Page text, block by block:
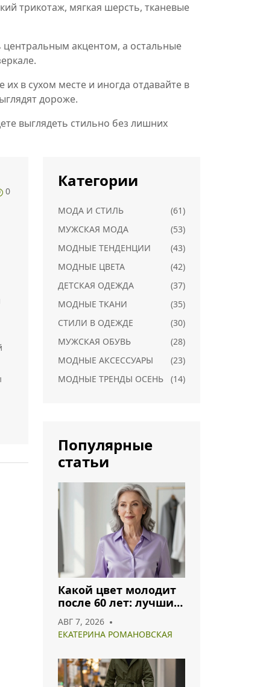
трикотаж, мягкая шерсть, тканевые
акцентом, а остальные
в сухом месте и иногда отдавайте в
дороже.
выглядеть стильно без лишних
0
Категории
МОДА И СТИЛЬ
(61)
МУЖСКАЯ МОДА
(53)
МОДНЫЕ ТЕНДЕНЦИИ
(43)
МОДНЫЕ ЦВЕТА
(42)
ДЕТСКАЯ ОДЕЖДА
(37)
МОДНЫЕ ТКАНИ
(35)
СТИЛИ В ОДЕЖДЕ
(30)
МУЖСКАЯ ОБУВЬ
(28)
МОДНЫЕ АКСЕССУАРЫ
(23)
МОДНЫЕ ТРЕНДЫ ОСЕНЬ
(14)
Популярные
статьи
Какой цвет молодит
после 60 лет: лучшие
оттенки для
гармоничного образа
АВГ 7, 2026
ЕКАТЕРИНА РОМАНОВСКАЯ